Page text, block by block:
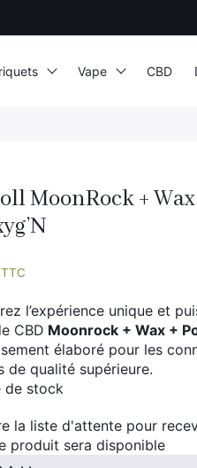
MoonRock +
TTC
l’expérience unique et
CBD Moonrock + Wax +
élaboré pour les
de qualité supérieure.
de stock
la liste d'attente pour
produit sera disponible
Vape
Al Fakher
10ml
50ml
Booster E-
CBD